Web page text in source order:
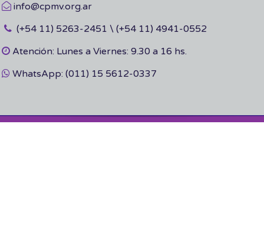
info@cpmv.org.ar
(+54 11) 5263-2451 \ (+54 11) 4941-0552
Atención: Lunes a Viernes: 9.30 a 16 hs.
WhatsApp: (011) 15 5612-0337